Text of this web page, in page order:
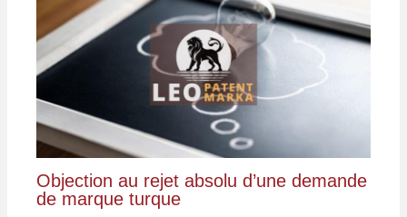
Objection au rejet absolu d’une demande
de marque turque